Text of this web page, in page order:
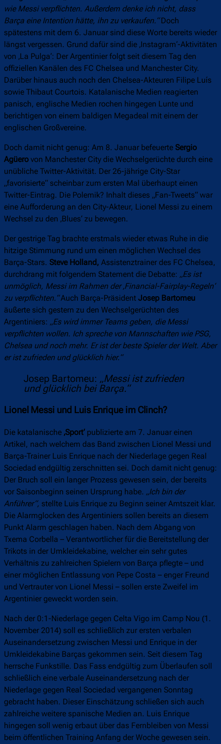
wie Messi verpflichten. Außerdem denke ich nicht, dass
Barça eine Intention hätte, ihn zu verkaufen.“Doch
spätestens mit dem 6. Januar sind diese Worte bereits wieder
längst vergessen. Grund dafür sind die ‚Instagram‘-Aktivitäten
von ‚La Pulga‘: Der Argentinier folgt seit diesem Tag den
offiziellen Kanälen des FC Chelsea und Manchester City.
Darüber hinaus auch noch den Chelsea-Akteuren Filipe Luís
sowie Thibaut Courtois. Katalanische Medien reagierten
panisch, englische Medien rochen hingegen Lunte und
berichtigen von einem baldigen Megadeal mit einem der
englischen Großvereine.
Doch damit nicht genug: Am 8. Januar befeuerte Sergio
Agüero von Manchester City die Wechselgerüchte durch eine
unübliche Twitter-Aktivität. Der 26-jährige City-Star
„favorisierte“ scheinbar zum ersten Mal überhaupt einen
Twitter-Eintrag. Die Polemik? Inhalt dieses „Fan-Tweets“ war
eine Aufforderung an den City-Akteur, Lionel Messi zu einem
Wechsel zu den ‚Blues‘ zu bewegen.
Der gestrige Tag brachte erstmals wieder etwas Ruhe in die
hitzige Stimmung rund um einen möglichen Wechsel des
Barça-Stars. Steve Holland, Assistenztrainer des FC Chelsea,
durchdrang mit folgendem Statement die Debatte: „Es ist
unmöglich, Messi im Rahmen der ‚Financial-Fairplay-Regeln‘
zu verpflichten.“Auch Barça-Präsident Josep Bartomeu
äußerte sich gestern zu den Wechselgerüchten des
Argentiniers: „Es wird immer Teams geben, die Messi
verpflichten wollen. Ich spreche von Mannschaften wie PSG,
Chelsea und noch mehr. Er ist der beste Spieler der Welt. Aber
er ist zufrieden und glücklich hier.“
Josep Bartomeu: „Messi ist zufrieden
und glücklich bei Barça.“
Lionel Messi und Luis Enrique im Clinch?
Die katalanische ‚Sport‘publizierte am 7. Januar einen
Artikel, nach welchem das Band zwischen Lionel Messi und
Barça-Trainer Luis Enrique nach der Niederlage gegen Real
Sociedad endgültig zerschnitten sei. Doch damit nicht genug:
Der Bruch soll ein langer Prozess gewesen sein, der bereits
vor Saisonbeginn seinen Ursprung habe. „Ich bin der
Anführer“, stellte Luis Enrique zu Beginn seiner Amtszeit klar.
Die Alarmglocken des Argentiniers sollen bereits an diesem
Punkt Alarm geschlagen haben. Nach dem Abgang von
Txema Corbella – Verantwortlicher für die Bereitstellung der
Trikots in der Umkleidekabine, welcher ein sehr gutes
Verhältnis zu zahlreichen Spielern von Barça pflegte – und
einer möglichen Entlassung von Pepe Costa – enger Freund
und Vertrauter von Lionel Messi – sollen erste Zweifel im
Argentinier geweckt worden sein.
Nach der 0:1-Niederlage gegen Celta Vigo im Camp Nou (1.
November 2014) soll es schließlich zur ersten verbalen
Auseinandersetzung zwischen Messi und Enrique in der
Umkleidekabine Barças gekommen sein. Seit diesem Tag
herrsche Funkstille. Das Fass endgültig zum Überlaufen soll
schließlich eine verbale Auseinandersetzung nach der
Niederlage gegen Real Sociedad vergangenen Sonntag
gebracht haben. Dieser Einschätzung schließen sich auch
zahlreiche weitere spanische Medien an. Luis Enrique
hingegen soll wenig erbaut über das Fernbleiben von Messi
beim öffentlichen Training Anfang der Woche gewesen sein.